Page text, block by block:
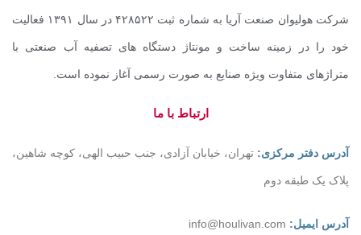
شرکت هولیوان صنعت آریا به شماره ثبت ۴۲۸۵۲۲ در سال ۱۳۹۱ فعالیت
خود را در زمینه ساخت و مونتاژ دستگاه های تصفیه آب صنعتی با
متراژهای متفاوت ویژه صنایع به صورت رسمی آغاز نموده است.
ارتباط با ما
آدرس دفتر مرکزی: تهران، خیابان آزادی، جنب حبیب الهی، کوچه شاهین،
پلاک یک طبقه دوم
آدرس ایمیل: info@houlivan.com